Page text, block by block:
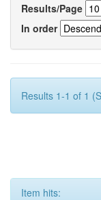
Results/Page
In order
Results 1-1 of 1
Item hits: